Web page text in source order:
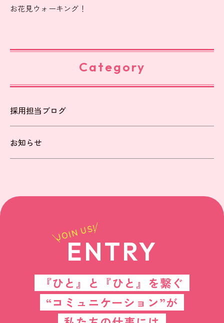
お花見ウォーキング！
Category
採用担当ブログ
お知らせ
JOIN US!
ENTRY
『ひと』と『ひと』を繋ぐ
“コミュニケーション”が